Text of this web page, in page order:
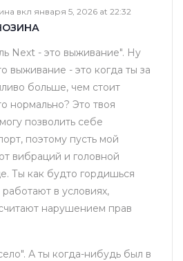
вкл января 5, 2026 at 22:32
Next - это выживание". Ну
выживание - это когда ты за
больше, чем стоит
нормально? Это твоя
позволить себе
поэтому пусть мой
вибраций и головной
Ты как будто гордишься
в условиях,
нарушением прав
А ты когда-нибудь был в